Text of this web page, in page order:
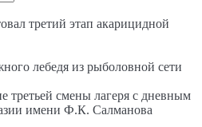
третий этап акарицидной
лебедя из рыболовной сети
третьей смены лагеря с дневным
имени Ф.К. Салманова